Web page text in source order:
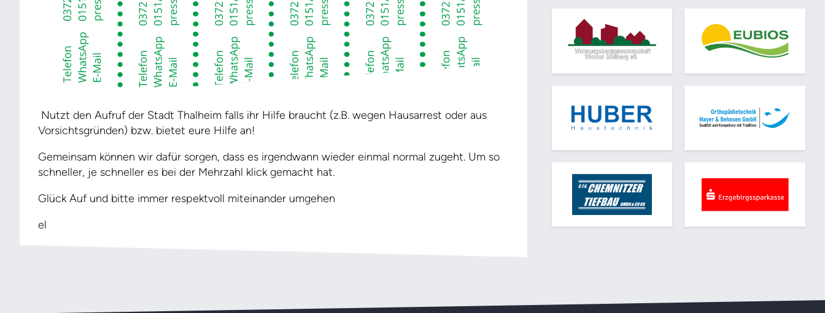
Nutzt den Aufruf der Stadt Thalheim falls ihr Hilfe braucht (z.B. wegen Hausarrest oder aus
Vorsichtsgründen) bzw. bietet eure Hilfe an!
Gemeinsam können wir dafür sorgen, dass es irgendwann wieder einmal normal zugeht. Um so
schneller, je schneller es bei der Mehrzahl klick gemacht hat.
Glück Auf und bitte immer respektvoll miteinander umgehen
el